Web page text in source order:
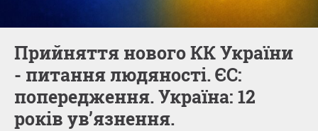
Прийняття нового КК України
- питання людяності. ЄС:
попередження. Україна: 12
років ув’язнення.